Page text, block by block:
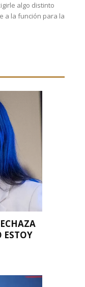
algo distinto
a la función para la
ESTOY